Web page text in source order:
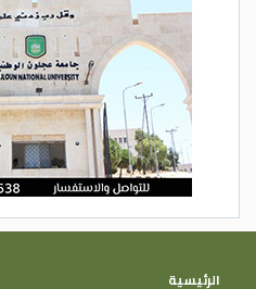
الرئيسية